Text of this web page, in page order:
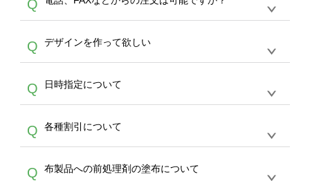
は、サポートが担当するエコバッグコンシェル
やタンブラーコンシェルをご利用ください。製
作する数量が多ければ多いほど、オンデマンド
サービスよりも低価格で製作することが可能で
す。
ドできるデータ形式は、JPG / PNG / AI / PSD /
PDF 形式になります。データの最大サイズ
写真などもアップロード可能です。使用できな
い画像はエラーになります。（※ Illustratorか
らの直接入稿には対応していません。AIで保存
し、デザインツールからアップロードして下さ
い）
Q
A
文のみ受け付けております。30個以上のご製
作をお考えの方は、サポートが担当するエコバ
スをご利用頂ければ、電話やFAX、メールなど
でご注文が可能です。
Q デザインを作って欲しい
A
を作って欲しい。などの場合は、製作数量が
30個以上であれば、サポート担当が、デザイ
バッグコンシェル
サー
ビスをご利用ください。(※ 30個以下の場合
は、デザインツールをご利用ください)
Q 日時指定について
A
ん。発送後18時以降に配送業者・伝票番号を
メールでお知らせいたしますので、直接配送業
者にご連絡いただき調整をお願い致します。
Q 各種割引について
A
カート内で自動的に割引(最大50%)が適用され
Q 布製品への前処理剤の塗布について